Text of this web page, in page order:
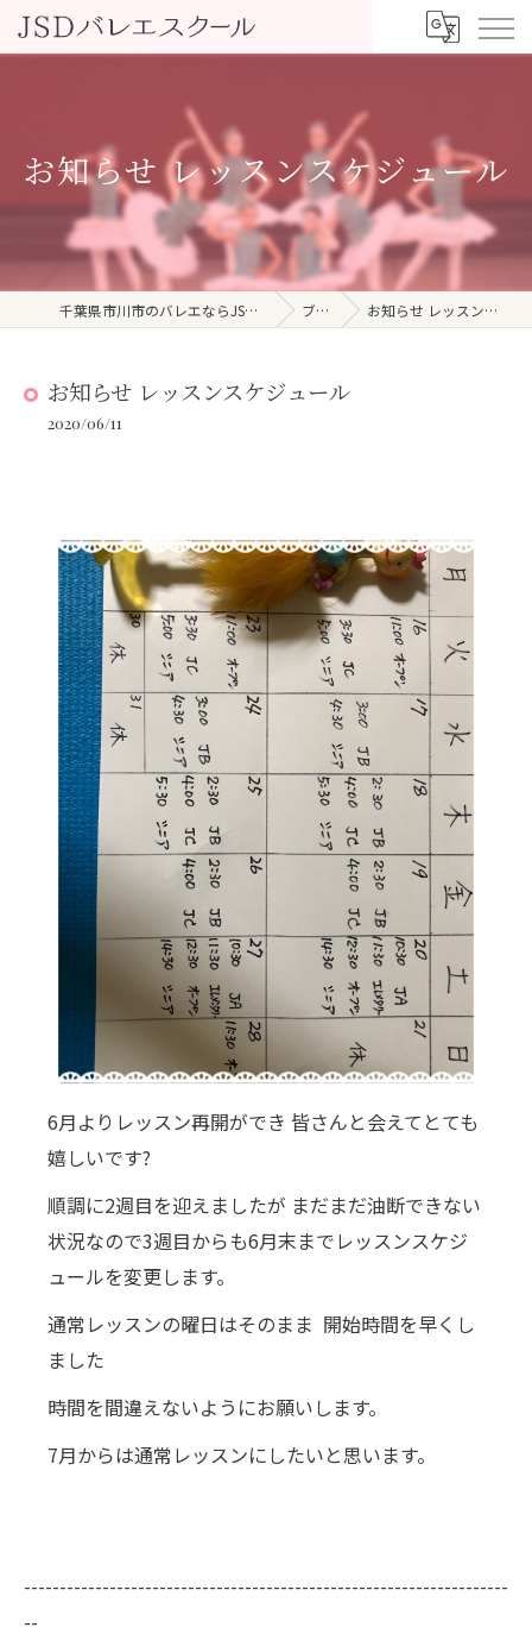
お知らせ レッスンスケジュール
千葉県市川市のバレエならJSDバレエスクール ブログ お知らせ レッスンスケジュール
お知らせ レッスンスケジュール
2020/06/11
6月よりレッスン再開ができ 皆さんと会えてとても
嬉しいです?
順調に2週目を迎えましたが まだまだ油断できない
状況なので3週目からも6月末までレッスンスケジ
ュールを変更します。
通常レッスンの曜日はそのまま 開始時間を早くし
ました
時間を間違えないようにお願いします。
7月からは通常レッスンにしたいと思います。
--------------------------------------------------------------------
--